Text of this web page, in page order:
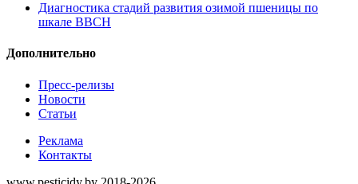
Диагностика стадий развития озимой пшеницы по
шкале ВВСН
Дополнительно
Пресс-релизы
Новости
Статьи
Реклама
Контакты